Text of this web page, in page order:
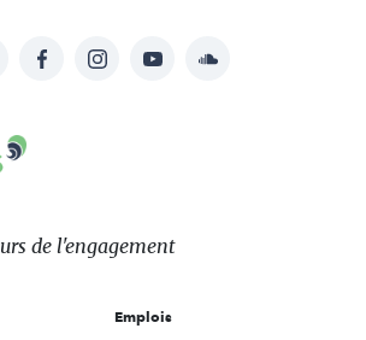
FacebookInstagramYouTubeSoundcloud
de l'engagement
Emplois